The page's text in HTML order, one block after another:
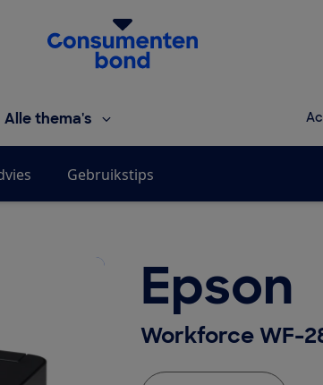
Homepage van de Consumentenbond
Alle thema's
Gebruikstips
Epson
Workforce WF-